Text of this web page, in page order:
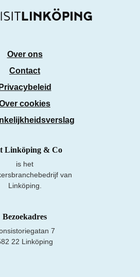
Over ons
Contact
Privacybeleid
cookies
Linköping & Co
is het
van
Linköping.
Bezoekadres
7
22 Linköping